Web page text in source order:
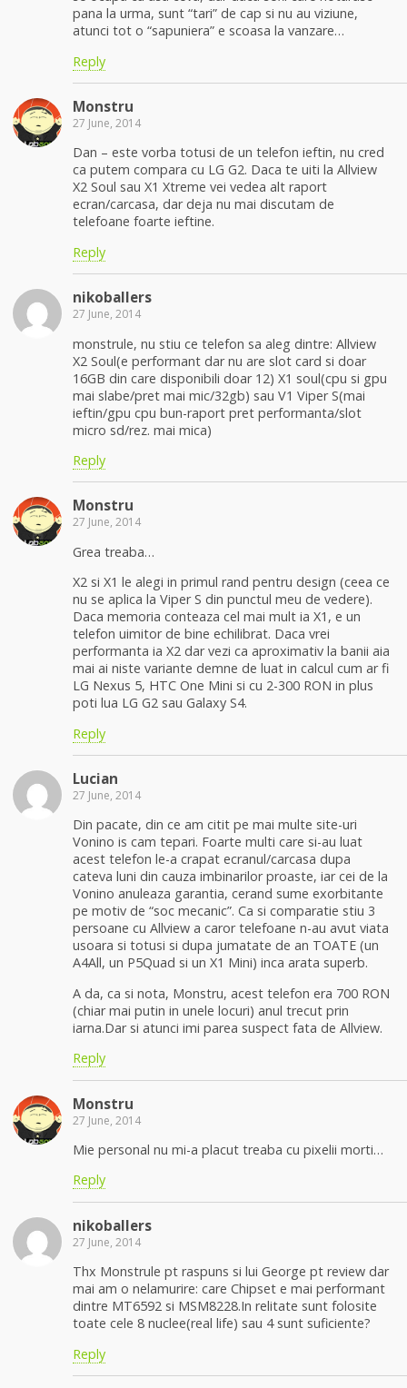
pana la urma, sunt “tari” de cap si nu au viziune,
atunci tot o “sapuniera” e scoasa la vanzare…
Reply
Monstru
27 June, 2014
Dan – este vorba totusi de un telefon ieftin, nu cred
ca putem compara cu LG G2. Daca te uiti la Allview
X2 Soul sau X1 Xtreme vei vedea alt raport
ecran/carcasa, dar deja nu mai discutam de
telefoane foarte ieftine.
Reply
nikoballers
27 June, 2014
monstrule, nu stiu ce telefon sa aleg dintre: Allview
X2 Soul(e performant dar nu are slot card si doar
16GB din care disponibili doar 12) X1 soul(cpu si gpu
mai slabe/pret mai mic/32gb) sau V1 Viper S(mai
ieftin/gpu cpu bun-raport pret performanta/slot
micro sd/rez. mai mica)
Reply
Monstru
27 June, 2014
Grea treaba…
X2 si X1 le alegi in primul rand pentru design (ceea ce
nu se aplica la Viper S din punctul meu de vedere).
Daca memoria conteaza cel mai mult ia X1, e un
telefon uimitor de bine echilibrat. Daca vrei
performanta ia X2 dar vezi ca aproximativ la banii aia
mai ai niste variante demne de luat in calcul cum ar fi
LG Nexus 5, HTC One Mini si cu 2-300 RON in plus
poti lua LG G2 sau Galaxy S4.
Reply
Lucian
27 June, 2014
Din pacate, din ce am citit pe mai multe site-uri
Vonino is cam tepari. Foarte multi care si-au luat
acest telefon le-a crapat ecranul/carcasa dupa
cateva luni din cauza imbinarilor proaste, iar cei de la
Vonino anuleaza garantia, cerand sume exorbitante
pe motiv de “soc mecanic”. Ca si comparatie stiu 3
persoane cu Allview a caror telefoane n-au avut viata
usoara si totusi si dupa jumatate de an TOATE (un
A4All, un P5Quad si un X1 Mini) inca arata superb.
A da, ca si nota, Monstru, acest telefon era 700 RON
(chiar mai putin in unele locuri) anul trecut prin
iarna.Dar si atunci imi parea suspect fata de Allview.
Reply
Monstru
27 June, 2014
Mie personal nu mi-a placut treaba cu pixelii morti…
Reply
nikoballers
27 June, 2014
Thx Monstrule pt raspuns si lui George pt review dar
mai am o nelamurire: care Chipset e mai performant
dintre MT6592 si MSM8228.In relitate sunt folosite
toate cele 8 nuclee(real life) sau 4 sunt suficiente?
Reply